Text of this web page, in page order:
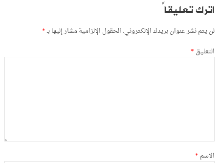
اترك تعليقاً
لن يتم نشر عنوان بريدك الإلكتروني. الحقول الإلزامية مشار إليها بـ*
التعليق *
الاسم *